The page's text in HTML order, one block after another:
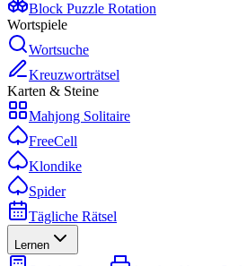
Block Puzzle Rotation
Wortspiele
Wortsuche
Kreuzworträtsel
Karten & Steine
Mahjong Solitaire
FreeCell
Klondike
Spider
Tägliche Rätsel
Lernen